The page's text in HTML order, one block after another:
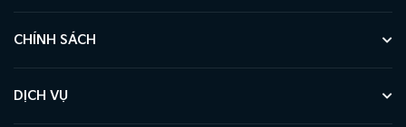
CHÍNH SÁCH
DỊCH VỤ